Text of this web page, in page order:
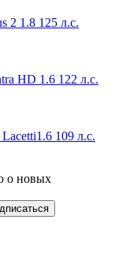
2 1.8 125 л.с.
HD 1.6 122 л.с.
109 л.с.
о новых